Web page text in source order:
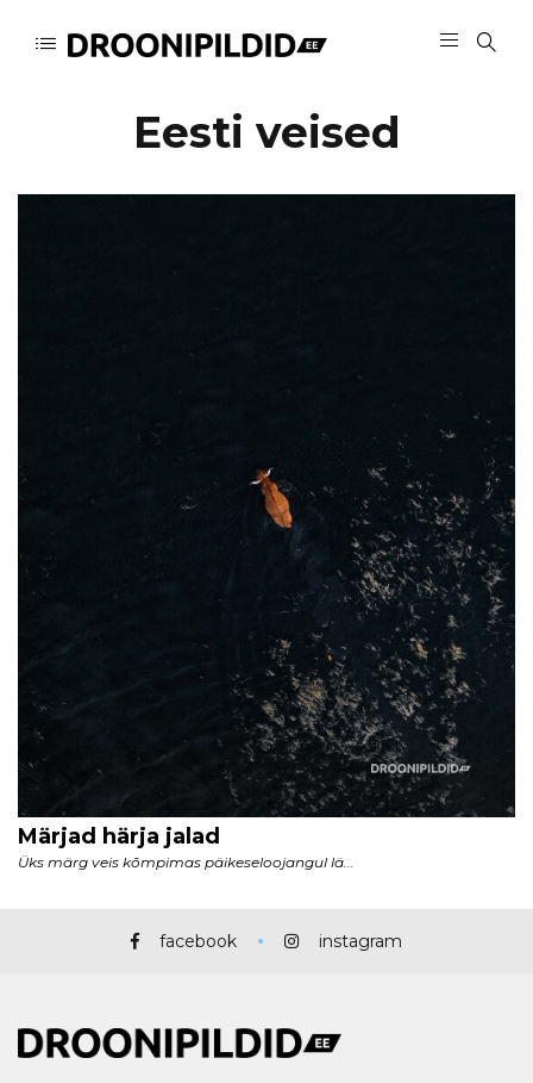
Eesti veised
facebook instagram